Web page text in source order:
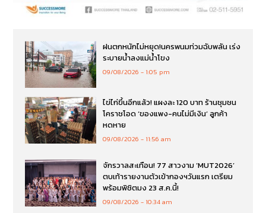
ฝนตกหนักไม่หยุด!นครพนมท่วมฉับพลัน เร่ง
ระบายน้ำลงแม่น้ำโขง
09/08/2026 1:05 pm
ไข่ไก่ขึ้นอีกแล้ว! แผงละ 120 บาท ร้านชุมชน
โคราชโอด ‘ของแพง-คนไม่มีเงิน’ ลูกค้า
หดหาย
09/08/2026 11:56 am
จักรวาลสะเทือน! 77 สาวงาม ‘MUT2026’
ตบเท้ารายงานตัวเข้ากองฯวันแรก เตรียม
พร้อมพิชิตมง 23 ส.ค.นี้!
09/08/2026 10:34 am